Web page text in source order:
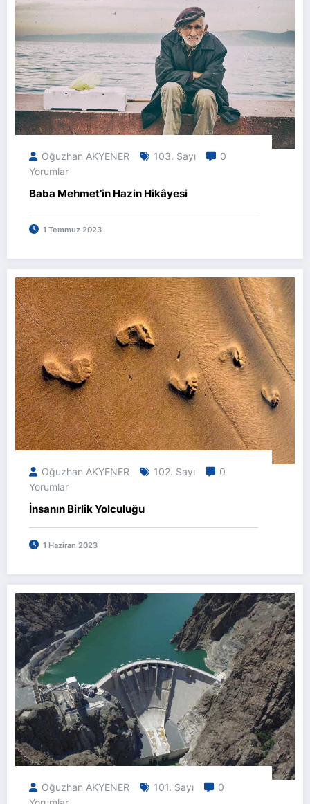
Oğuzhan AKYENER 103. Sayı
0
Yorumlar
Baba Mehmet’in Hazin Hikâyesi
1 Temmuz 2023
Oğuzhan AKYENER 102. Sayı
0
Yorumlar
İnsanın Birlik Yolculuğu
1 Haziran 2023
Oğuzhan AKYENER 101. Sayı
0